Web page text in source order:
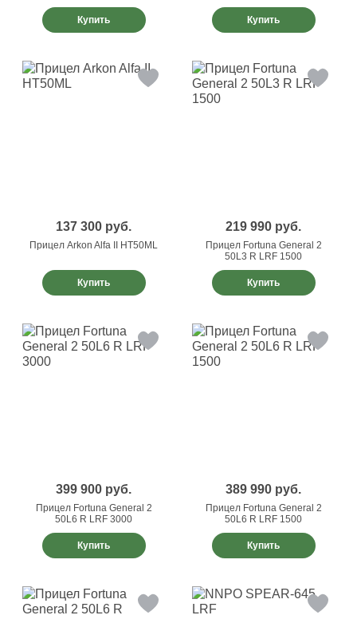
Купить Купить
137 300 руб.
Прицел Arkon Alfa II HT50ML
Купить
219 990 руб.
Прицел Fortuna General 2
50L3 R LRF 1500
Купить
399 900 руб.
Прицел Fortuna General 2
50L6 R LRF 3000
Купить
389 990 руб.
Прицел Fortuna General 2
50L6 R LRF 1500
Купить